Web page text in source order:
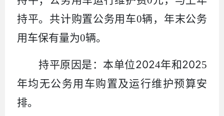
持平。共计购置公务用车0辆，年末公务
用车保有量为0辆。
持平原因是 ： 本单位2024年和2025
年均无公务用车购置及运行维护预算安
排。